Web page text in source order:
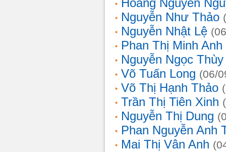
Hoàng Nguyễn
Nguyễn Như Thảo
Nguyễn Nhật Lệ
Phan Thị Minh Anh
Nguyễn Ngọc
Võ Tuấn Long (06/
Võ Thị Hạnh Thảo
Trần Thị Tiên Xinh
Nguyễn Thị Dung
Phan Nguyễn Anh
Mai Thị Vân Anh